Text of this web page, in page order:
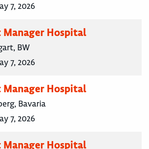
7, 2026
Manager Hospital
BW
7, 2026
Manager Hospital
Bavaria
7, 2026
Manager Hospital